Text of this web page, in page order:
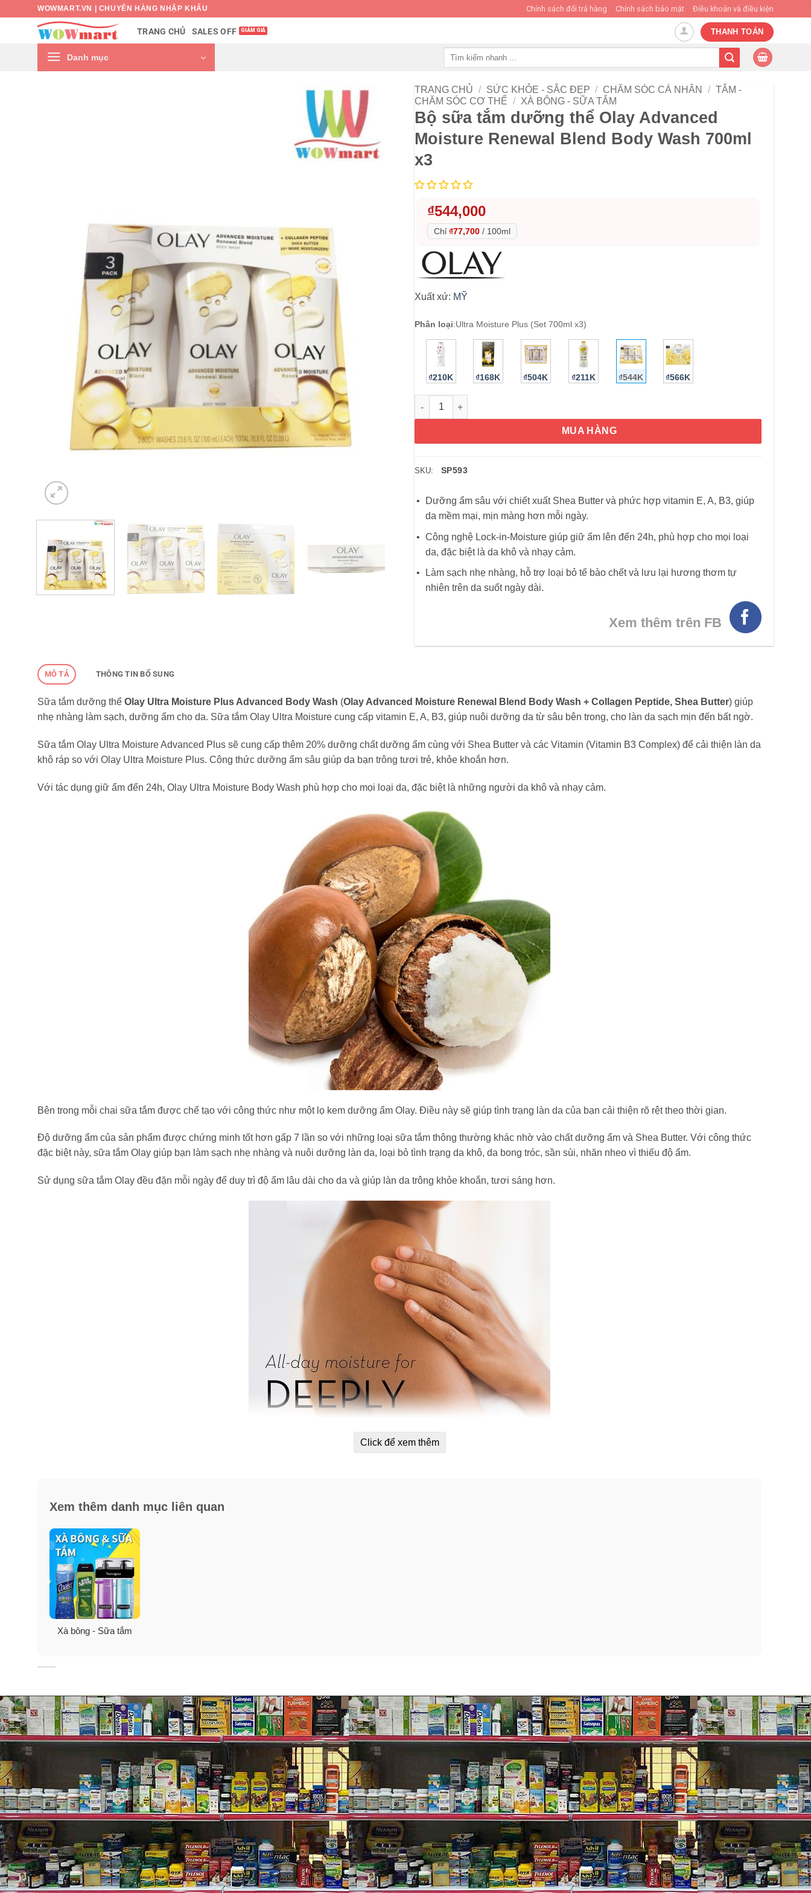
WOWMART.VN | CHUYÊN HÀNG NHẬP KHẨU Chính sách đổi trả hàng Chính sách bảo mật Điều khoản và điều kiện
TRANG CHỦ SALES OFF THANH TOÁN
Danh mục
TRANG CHỦ / SỨC KHỎE - SẮC ĐẸP / CHĂM SÓC CÁ NHÂN / TẮM -
CHĂM SÓC CƠ THỂ / XÀ BÔNG - SỮA TẮM
Bộ sữa tắm dưỡng thể Olay Advanced
Moisture Renewal Blend Body Wash 700ml
x3
₫544,000
Chỉ ₫77,700 / 100ml
Xuất xứ: MỸ
Phân loại:Ultra Moisture Plus (Set 700ml x3)
₫210K ₫168K ₫504K ₫211K ₫544K ₫566K
Bộ sữa tắm dưỡng thể Olay Advanced Moisture Renewal Blend Body Wash 700ml x3 số lượng
MUA HÀNG
SKU: SP593
Dưỡng ẩm sâu với chiết xuất Shea Butter và phức hợp vitamin E, A, B3, giúp
da mềm mại, mịn màng hơn mỗi ngày.
Công nghệ Lock-in-Moisture giúp giữ ẩm lên đến 24h, phù hợp cho mọi loại
da, đặc biệt là da khô và nhạy cảm.
Làm sạch nhẹ nhàng, hỗ trợ loại bỏ tế bào chết và lưu lại hương thơm tự
nhiên trên da suốt ngày dài.
Xem thêm trên FB
MÔ TẢ THÔNG TIN BỔ SUNG
Sữa tắm dưỡng thể Olay Ultra Moisture Plus Advanced Body Wash (Olay Advanced Moisture Renewal Blend Body Wash + Collagen Peptide, Shea Butter) giúp
nhẹ nhàng làm sạch, dưỡng ẩm cho da. Sữa tắm Olay Ultra Moisture cung cấp vitamin E, A, B3, giúp nuôi dưỡng da từ sâu bên trong, cho làn da sạch mịn đến bất ngờ.
Sữa tắm Olay Ultra Moisture Advanced Plus sẽ cung cấp thêm 20% dưỡng chất dưỡng ẩm cùng với Shea Butter và các Vitamin (Vitamin B3 Complex) để cải thiện làn da
khô ráp so với Olay Ultra Moisture Plus. Công thức dưỡng ẩm sâu giúp da bạn trông tươi trẻ, khỏe khoắn hơn.
Với tác dụng giữ ẩm đến 24h, Olay Ultra Moisture Body Wash phù hợp cho mọi loại da, đặc biệt là những người da khô và nhạy cảm.
Bên trong mỗi chai sữa tắm được chế tạo với công thức như một lọ kem dưỡng ẩm Olay. Điều này sẽ giúp tình trạng làn da của bạn cải thiện rõ rệt theo thời gian.
Độ dưỡng ẩm của sản phẩm được chứng minh tốt hơn gấp 7 lần so với những loại sữa tắm thông thường khác nhờ vào chất dưỡng ẩm và Shea Butter. Với công thức
đặc biệt này, sữa tắm Olay giúp bạn làm sạch nhẹ nhàng và nuôi dưỡng làn da, loại bỏ tình trạng da khô, da bong tróc, sần sùi, nhăn nheo vì thiếu độ ẩm.
Sử dụng sữa tắm Olay đều đặn mỗi ngày để duy trì độ ẩm lâu dài cho da và giúp làn da trông khỏe khoắn, tươi sáng hơn.
Ưu điểm:
– Thành phần chủ yếu chiết xuất bơ Shea butter, hạt cây đậu mỡ, viatmin E, A, B13.
– Làm sạch da, dưỡng ẩm chuyên sâu hiệu quả gấp 7 lần so với các loại sữa tắm thông thường.
– Công nghệ Lock-in-Moisture đưa những dưỡng chất từ bơ hạt mỡ thấm sâu gấp 10 lần vào sâu trong da, giúp làm sạch da, cung cấp độ ẩm, biến hóa làn da khô trở
nên mềm mại, mịn màng.
– Công thức làm sạch da nhẹ nhàng, thích hợp với mọi loại da, kể cả da nhạy cảm.
Click để xem thêm
Xem thêm danh mục liên quan
Xà bông - Sữa tắm